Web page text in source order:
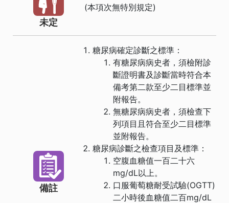
未定
(本項次無特別規定)
備註
糖尿病確定診斷之標準：
有糖尿病病史者，須檢附診
斷證明書及診斷當時符合本
備考第二款至少二目標準並
附報告。
無糖尿病病史者，須檢查下
列項目且符合至少二目標準
並附報告。
糖尿病診斷之檢查項目及標準：
空腹血糖值一百二十六
mg/dL以上。
口服葡萄糖耐受試驗(OGTT)
二小時後血糖值二百mg/dL